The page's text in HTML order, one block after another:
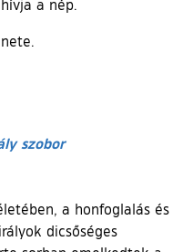
a nép.
szobor
a honfoglalás és
dicsőséges